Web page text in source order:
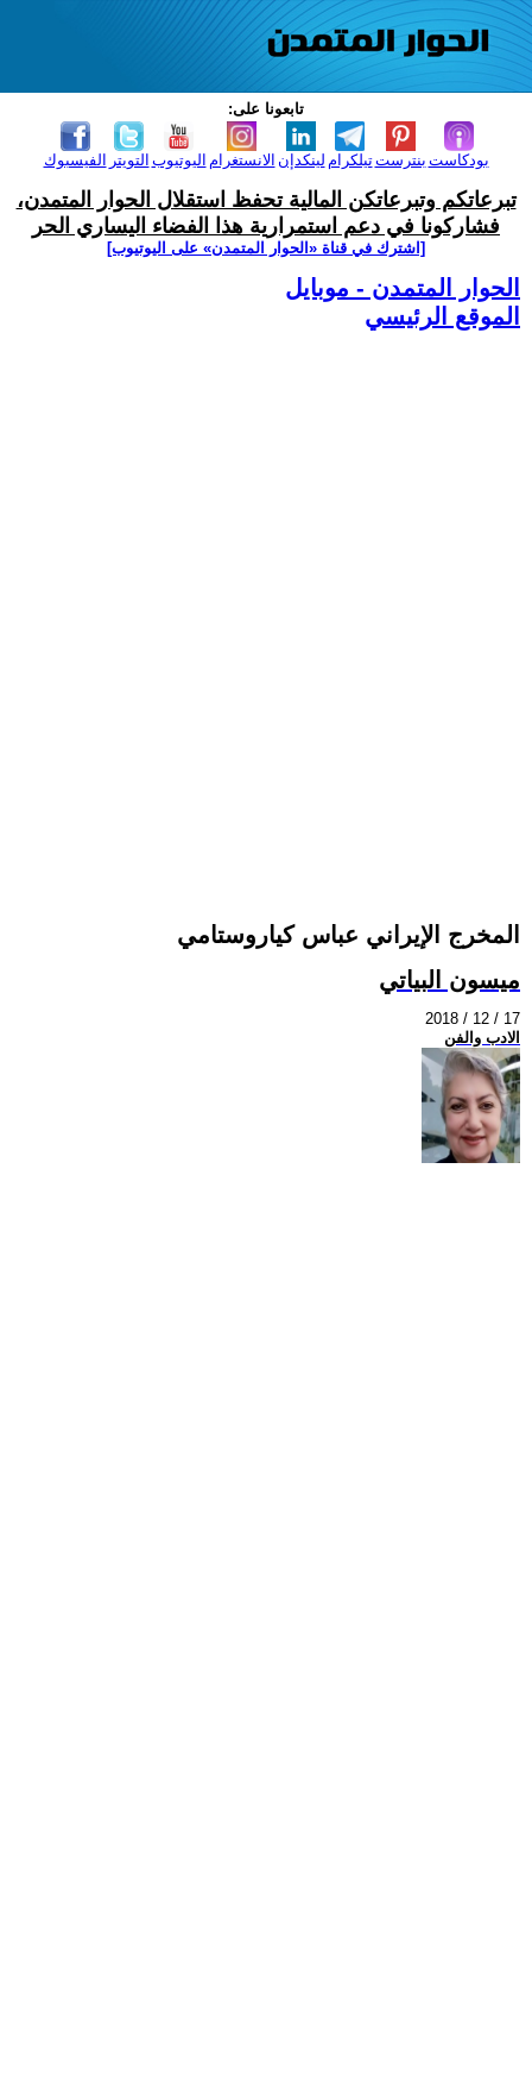
تابعونا على:
الفيسبوك التويتر اليوتيوب الانستغرام لينكدإن تيلكرامبنترست بودكاست
تبرعاتكم وتبرعاتكن المالية تحفظ استقلال الحوار المتمدن،
فشاركونا في دعم استمرارية هذا الفضاء اليساري الحر
[اشترك في قناة ‫«الحوار المتمدن» على اليوتيوب]
الحوار المتمدن - موبايل
الموقع الرئيسي
المخرج الإيراني عباس كياروستامي
ميسون البياتي
2018 / 12 / 17
الادب والفن